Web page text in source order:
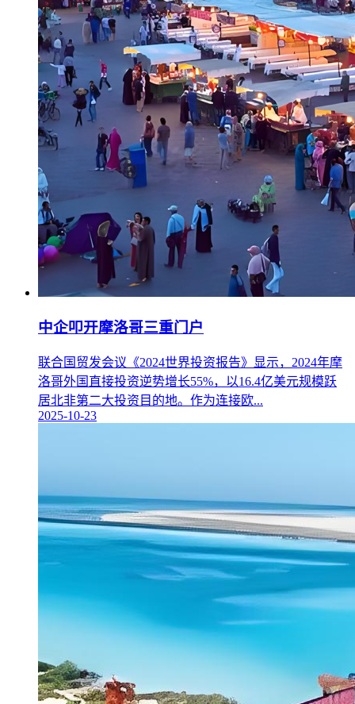
中企叩开摩洛哥三重门户
联合国贸发会议《2024世界投资报告》显示，2024年摩
洛哥外国直接投资逆势增长55%，以16.4亿美元规模跃
居北非第二大投资目的地。作为连接欧...
2025-10-23